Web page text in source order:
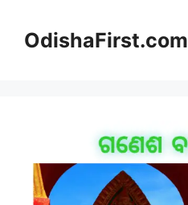
contentOdishaFirst.com